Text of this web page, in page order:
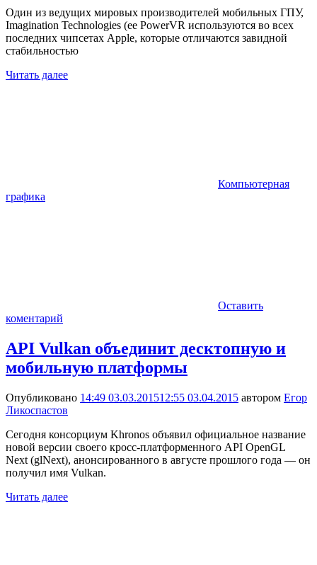
Один из ведущих мировых производителей мобильных ГПУ,
Imagination Technologies (ее PowerVR используются во всех
последних чипсетах Apple, которые отличаются завидной
стабильностью
Читать далее
Компьютерная
графика
Оставить
коментарий
API Vulkan объединит десктопную и
мобильную платформы
Опубликовано 14:49 03.03.201512:55 03.04.2015 автором Егор
Ликоспастов
Сегодня консорциум Khronos объявил официальное название
новой версии своего кросс-платформенного API OpenGL
Next (glNext), анонсированного в августе прошлого года — он
получил имя Vulkan.
Читать далее